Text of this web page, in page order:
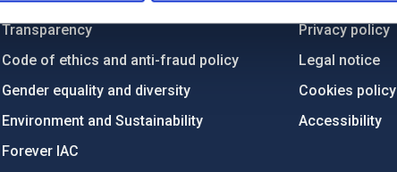
Transparency
Code of ethics and anti-fraud policy
Gender equality and diversity
Environment and Sustainability
Forever IAC
Privacy policy
Legal notice
Cookies policy
Accessibility